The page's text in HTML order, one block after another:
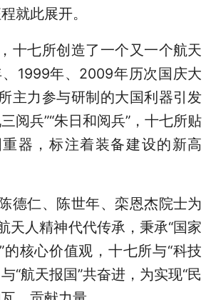
就此展开。
十七所创造了一个又一个航天
1999年、2009年历次国庆大
主力参与研制的大国利器引发
阅兵”“朱日和阅兵”，十七所贴
器，标注着装备建设的新高
德仁、陈世年、栾恩杰院士为
天人精神代代传承，秉承“国家
的核心价值观，十七所与“科技
“航天报国”共奋进，为实现“民